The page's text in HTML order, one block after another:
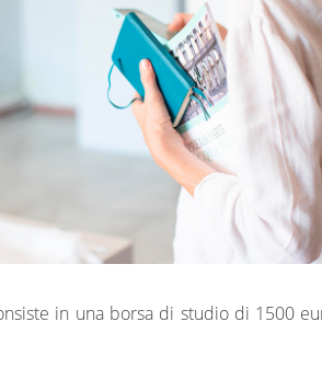
in una borsa di studio di 1500